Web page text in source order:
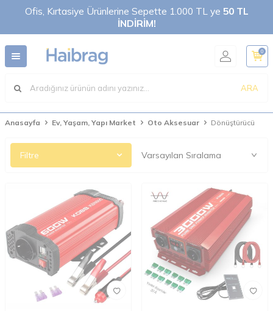
Ofis, Kırtasiye Ürünlerine Sepette 1.000 TL ye 50 TL
İNDİRİM!
ARA
0
Anasayfa Ev, Yaşam, Yapı Market Oto Aksesuar Dönüştürücü
Filtre